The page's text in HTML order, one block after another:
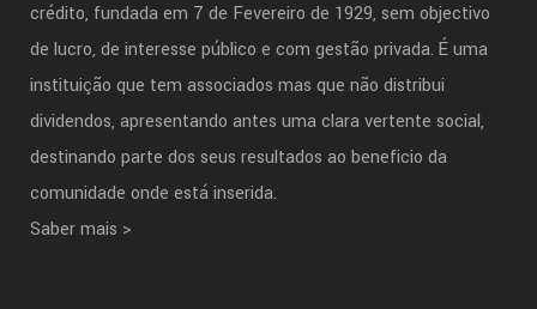
crédito, fundada em 7 de Fevereiro de 1929, sem objectivo
de lucro, de interesse público e com gestão privada. É uma
instituição que tem associados mas que não distribui
dividendos, apresentando antes uma clara vertente social,
destinando parte dos seus resultados ao beneficio da
comunidade onde está inserida.
Saber mais >